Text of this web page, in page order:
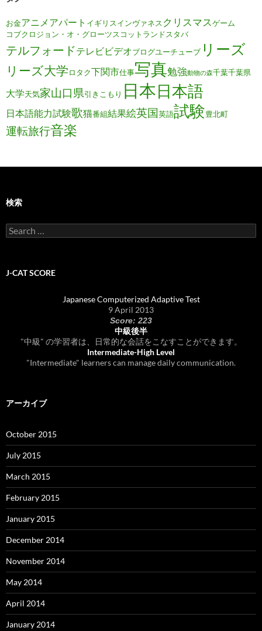
お金アニメ アパート イギリスインヴァネス クリスマスゲーム
コブクロジョン・オ・グローツスコットランドスタバ
テルフォードテレビビデオブログユーチューブ リーズ
リーズ大学ロタク下関市仕事写真勉強動物の森千葉千葉県
大学天気家山口県引きこもり 日本日本語
日本語能力試験歌猫番組結果絵英国英語試験豊北町
運転旅行音楽
検索
Search
for:
J-CAT SCORE
Japanese Computerized Adaptive Test
9 April 2013
Score: 223
中級後半
"中級" の学習者は、日常的な会話をこなすことができます。
Intermediate-High Level
"Intermediate" learners can manage daily communication.
アーカイブ
October 2015
July 2015
March 2015
February 2015
January 2015
December 2014
November 2014
May 2014
April 2014
January 2014